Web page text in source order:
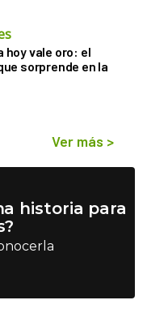
hoy vale oro: el
sorprende en la
Ver más >
historia para